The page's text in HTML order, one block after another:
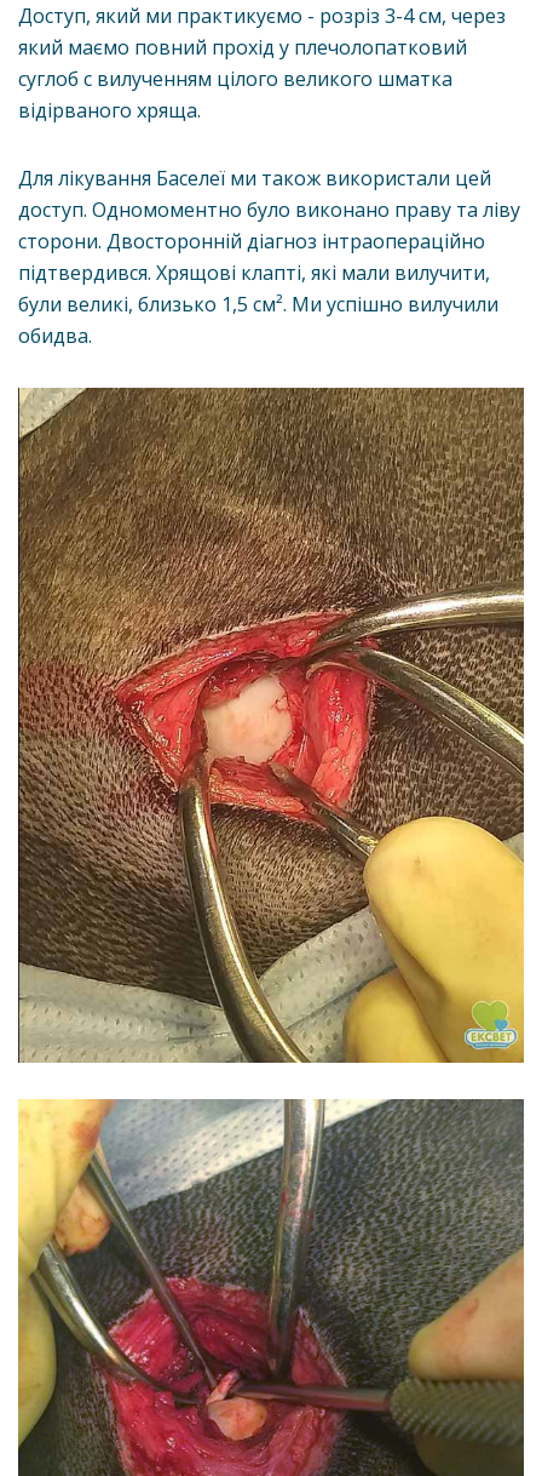
Доступ, який ми практикуємо - розріз 3-4 см, через
який маємо повний прохід у плечолопатковий
суглоб с вилученням цілого великого шматка
відірваного хряща.
Для лікування Баселеї ми також використали цей
доступ. Одномоментно було виконано праву та ліву
сторони. Двосторонній діагноз інтраопераційно
підтвердився. Хрящові клапті, які мали вилучити,
були великі, близько 1,5 см². Ми успішно вилучили
обидва.